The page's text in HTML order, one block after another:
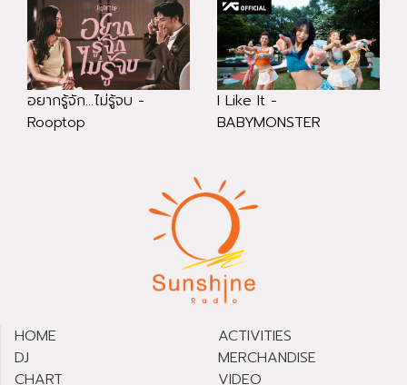
อยากรู้จัก...ไม่รู้จบ -
Rooptop
I Like It -
BABYMONSTER
HOME
DJ
CHART
ACTIVITIES
MERCHANDISE
VIDEO